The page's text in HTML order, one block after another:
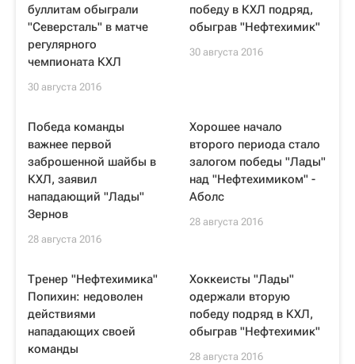
буллитам обыграли
"Северсталь" в матче
регулярного
чемпионата КХЛ
30 августа 2016
победу в КХЛ подряд,
обыграв "Нефтехимик"
30 августа 2016
Победа команды
важнее первой
заброшенной шайбы в
КХЛ, заявил
нападающий "Лады"
Зернов
28 августа 2016
Хорошее начало
второго периода стало
залогом победы "Лады"
над "Нефтехимиком" -
Аболс
28 августа 2016
Тренер "Нефтехимика"
Попихин: недоволен
действиями
нападающих своей
команды
Хоккеисты "Лады"
одержали вторую
победу подряд в КХЛ,
обыграв "Нефтехимик"
28 августа 2016